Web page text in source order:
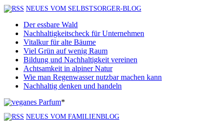
NEUES VOM SELBSTSORGER-BLOG
Der essbare Wald
Nachhaltigkeitscheck für Unternehmen
Vitalkur für alte Bäume
Viel Grün auf wenig Raum
Bildung und Nachhaltigkeit vereinen
Achtsamkeit in alpiner Natur
Wie man Regenwasser nutzbar machen kann
Nachhaltig denken und handeln
*
NEUES VOM FAMILIENBLOG